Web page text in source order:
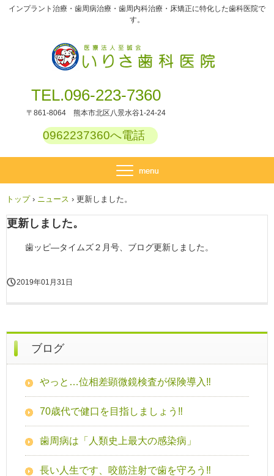
インプラント治療・歯周病治療・歯周内科治療・床矯正に特化した歯科医院で
す。
TEL.096-223-7360
〒861-8064 熊本市北区八景水谷1-24-24
0962237360へ電話
トップ › ニュース › 更新しました。
更新しました。
歯ッピ―タイムズ２月号、ブログ更新しました。
2019年01月31日
ブログ
やっと…位相差顕微鏡検査が保険導入‼
70歳代で健口を目指しましょう‼
歯周病は「人類史上最大の感染病」
長い人生です、咬筋注射で歯を守ろう‼